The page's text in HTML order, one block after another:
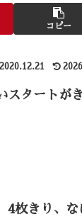
コピー
2020.12.21
スタートが
4枚きり、な